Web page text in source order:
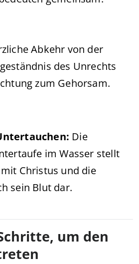
Abkehr von der
des Unrechts
zum Gehorsam.
Die
im Wasser stellt
Christus und die
sein Blut dar.
um den